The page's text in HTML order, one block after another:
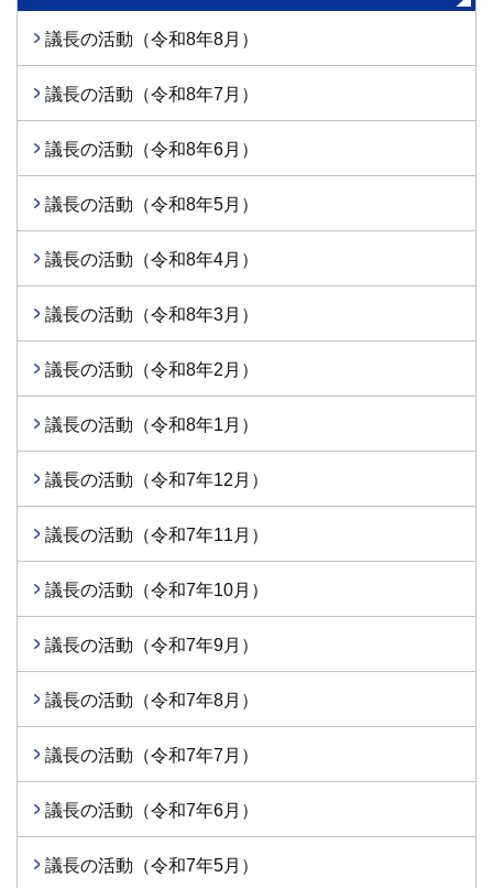
議長の活動（令和8年8月）
議長の活動（令和8年7月）
議長の活動（令和8年6月）
議長の活動（令和8年5月）
議長の活動（令和8年4月）
議長の活動（令和8年3月）
議長の活動（令和8年2月）
議長の活動（令和8年1月）
議長の活動（令和7年12月）
議長の活動（令和7年11月）
議長の活動（令和7年10月）
議長の活動（令和7年9月）
議長の活動（令和7年8月）
議長の活動（令和7年7月）
議長の活動（令和7年6月）
議長の活動（令和7年5月）